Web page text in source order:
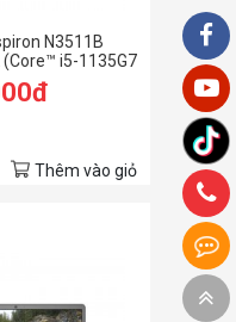
N3511B
(Core™ i5-1135G7
UHD | 15.6-
| Office | Đen)
Thêm vào giỏ